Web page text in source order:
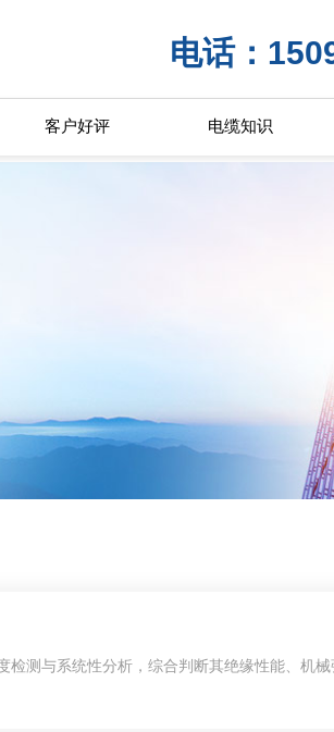
电话：
客户好评 电缆知识
测与系统性分析，综合判断其绝缘性能、机